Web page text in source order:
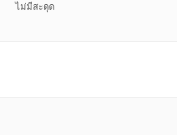
ไม่มีสะดุด